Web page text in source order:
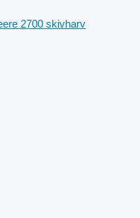
2700 skivharv